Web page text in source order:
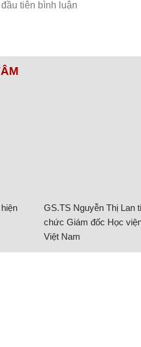
GS.TS Nguyễn Thị Lan
chức Giám đốc Học
Việt Nam